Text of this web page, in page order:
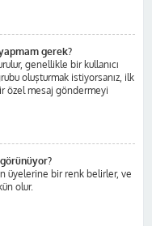
gerek?
genellikle bir kullanıcı
oluşturmak istiyorsanız, ilk
özel mesaj göndermeyi
üyelerine bir renk belirler, ve
olur.